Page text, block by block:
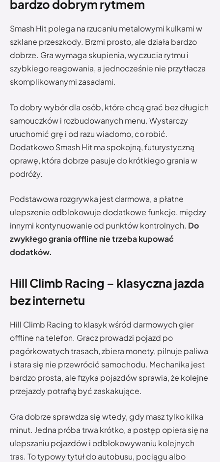
bardzo dobrym rytmem
Smash Hit polega na rzucaniu metalowymi kulkami w
szklane przeszkody. Brzmi prosto, ale działa bardzo
dobrze. Gra wymaga skupienia, wyczucia rytmu i
szybkiego reagowania, a jednocześnie nie przytłacza
skomplikowanymi zasadami.
To dobry wybór dla osób, które chcą grać bez długich
samouczków i rozbudowanych menu. Wystarczy
uruchomić grę i od razu wiadomo, co robić.
Dodatkowo Smash Hit ma spokojną, futurystyczną
oprawę, która dobrze pasuje do krótkiego grania w
podróży.
Podstawowa rozgrywka jest darmowa, a płatne
ulepszenie odblokowuje dodatkowe funkcje, między
innymi kontynuowanie od punktów kontrolnych. Do
zwykłego grania offline nie trzeba kupować
dodatków.
Hill Climb Racing – klasyczna jazda
bez internetu
Hill Climb Racing to klasyk wśród darmowych gier
offline na telefon. Gracz prowadzi pojazd po
pagórkowatych trasach, zbiera monety, pilnuje paliwa
i stara się nie przewrócić samochodu. Mechanika jest
bardzo prosta, ale fizyka pojazdów sprawia, że kolejne
przejazdy potrafią być zaskakujące.
Gra dobrze sprawdza się wtedy, gdy masz tylko kilka
minut. Jedna próba trwa krótko, a postęp opiera się na
ulepszaniu pojazdów i odblokowywaniu kolejnych
tras. To typowy tytuł do autobusu, pociągu albo